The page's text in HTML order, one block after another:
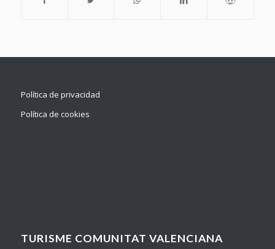
Política de privacidad
Política de cookies
TURISME COMUNITAT VALENCIANA